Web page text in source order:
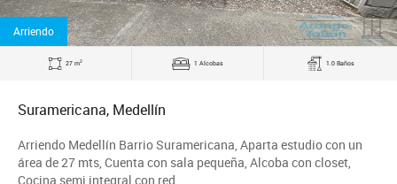
Arriendo
27 m2 1 Alcobas 1.0 Baños
Suramericana, Medellín
Arriendo Medellín Barrio Suramericana, Aparta estudio con un
área de 27 mts, Cuenta con sala pequeña, Alcoba con closet,
Cocina semi integral con red